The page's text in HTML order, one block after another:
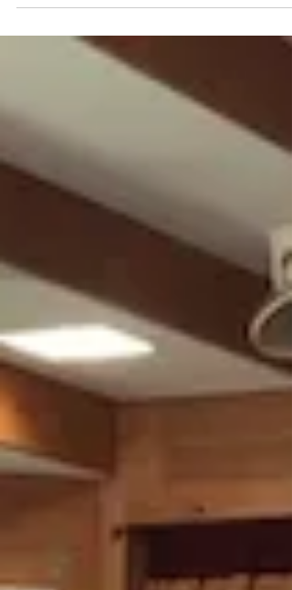
5月26日、27日の二日間、竹富町婦人連合会（竹
穂が竹婦連の役員で、宿泊研修の準備や運営に携
わっていました。その中で、くまのみ的に関係あ
るものをご紹介します。 分科会「歴史の森トレ
キング〜ウタラ炭鉱跡に行こう」 講師：伊谷